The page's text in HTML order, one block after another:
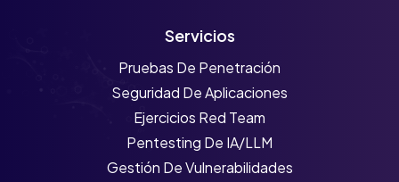
Servicios
Pruebas De Penetración
Seguridad De Aplicaciones
Ejercicios Red Team
Pentesting De IA/LLM
Gestión De Vulnerabilidades